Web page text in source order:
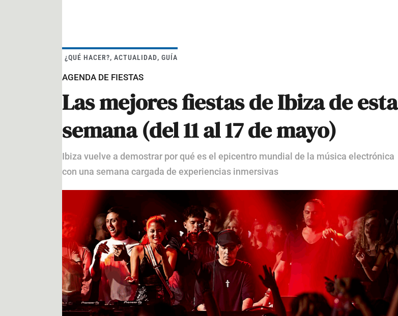
¿QUÉ HACER?, ACTUALIDAD, GUÍA
AGENDA DE FIESTAS
Las mejores fiestas de Ibiza de esta
semana (del 11 al 17 de mayo)
Ibiza vuelve a demostrar por qué es el epicentro mundial de la música electrónica
con una semana cargada de experiencias inmersivas